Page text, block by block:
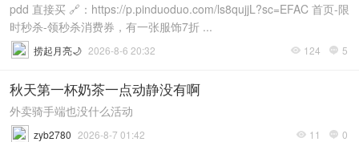
pdd 直接买 🔗：https://p.pinduoduo.com/ls8qujjL?sc=EFAC 首页-限
时秒杀-领秒杀消费券，有一张服饰7折 ...
 124  5
捞起月亮🌙 2026-8-6 20:32
秋天第一杯奶茶一点动静没有啊
外卖骑手端也没什么活动
 11  0
zyb2780 2026-8-7 01:42